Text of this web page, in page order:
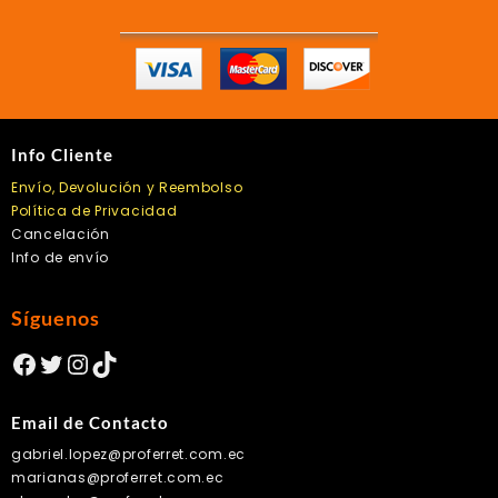
Info Cliente
Envío, Devolución y Reembolso
Política de Privacidad
Cancelación
Info de envío
Síguenos
Facebook
Twitter
Instagram
TikTok
Email de Contacto
gabriel.lopez@proferret.com.ec
marianas@proferret.com.ec